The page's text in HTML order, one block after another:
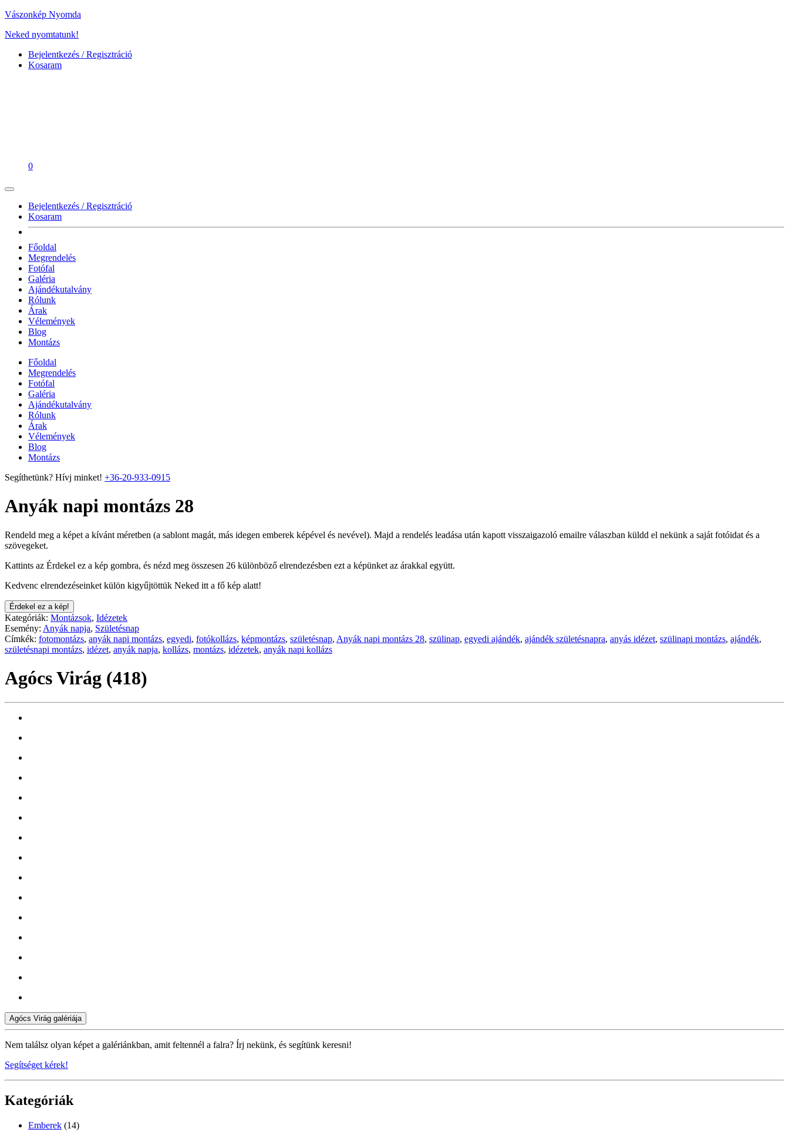
Vászonkép Nyomda
Neked nyomtatunk!
Bejelentkezés / Regisztráció
Kosaram
0
Bejelentkezés / Regisztráció
Kosaram
Főoldal
Megrendelés
Fotófal
Galéria
Ajándékutalvány
Rólunk
Árak
Vélemények
Blog
Montázs
Főoldal
Megrendelés
Fotófal
Galéria
Ajándékutalvány
Rólunk
Árak
Vélemények
Blog
Montázs
Segíthetünk? Hívj minket! +36-20-933-0915
Anyák napi montázs 28
Rendeld meg a képet a kívánt méretben (a sablont magát, más idegen emberek képével és nevével). Majd a rendelés leadása után kapott visszaigazoló emailre válaszban küldd el nekünk a saját fotóidat és a
szövegeket.
Kattints az Érdekel ez a kép gombra, és nézd meg összesen 26 különböző elrendezésben ezt a képünket az árakkal együtt.
Kedvenc elrendezéseinket külön kigyűjtöttük Neked itt a fő kép alatt!
Érdekel ez a kép!
Kategóriák: Montázsok, Idézetek
Esemény: Anyák napja, Születésnap
Címkék: fotomontázs, anyák napi montázs, egyedi, fotókollázs, képmontázs, születésnap, Anyák napi montázs 28, szülinap, egyedi ajándék, ajándék születésnapra, anyás idézet, szülinapi montázs, ajándék,
születésnapi montázs, idézet, anyák napja, kollázs, montázs, idézetek, anyák napi kollázs
Agócs Virág (418)
Agócs Virág galériája
Nem találsz olyan képet a galériánkban, amit feltennél a falra? Írj nekünk, és segítünk keresni!
Segítséget kérek!
Kategóriák
Emberek (14)